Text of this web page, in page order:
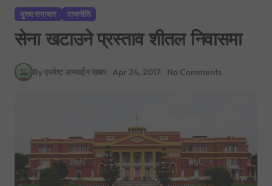
मुख्य समाचार राजनीति
सेना खटाउने प्रस्ताव शीतल निवासमा
By एभरेष्ट अन्लाईन खबर Apr 24, 2017 No Comments